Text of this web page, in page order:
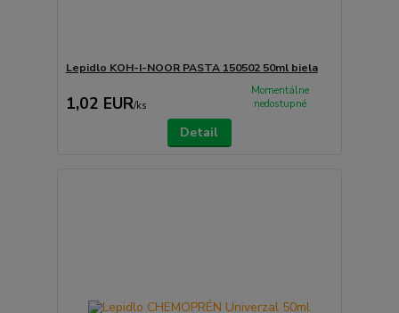
Lepidlo KOH-I-NOOR PASTA 150502 50ml biela
1,02 EUR/ks
Momentálne
nedostupné
Detail